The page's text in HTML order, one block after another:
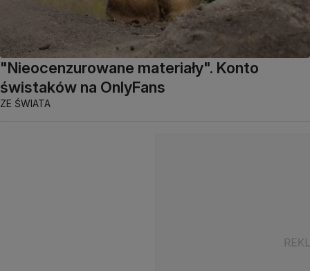
"Nieocenzurowane materiały". Konto
świstaków na OnlyFans
ZE ŚWIATA